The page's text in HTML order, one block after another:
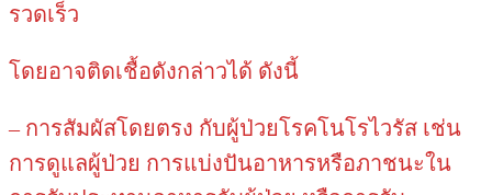
รวดเร็ว
โดยอาจติดเชื้อดังกล่าวได้ ดังนี้
– การสัมผัสโดยตรง กับผู้ป่วยโรคโนโรไวรัส เช่น
การดูแลผู้ป่วย การแบ่งปันอาหารหรือภาชนะใน